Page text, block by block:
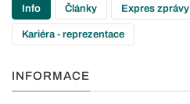
Info Články Expres zprávy
Kariéra - reprezentace
INFORMACE